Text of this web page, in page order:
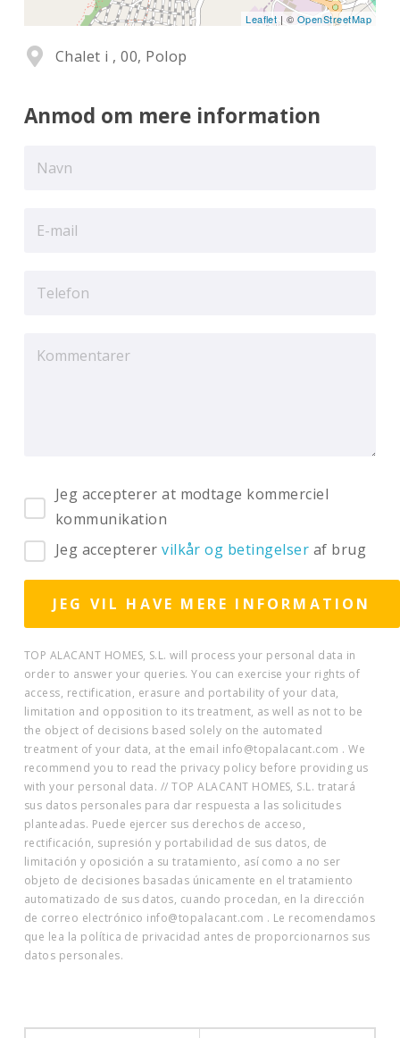
Leaflet | © OpenStreetMap
Chalet i , 00, Polop
Anmod om mere information
Jeg accepterer at modtage kommerciel
kommunikation
Jeg accepterervilkår og betingelser af brug
TOP ALACANT HOMES, S.L. will process your personal data in
order to answer your queries. You can exercise your rights of
access, rectification, erasure and portability of your data,
limitation and opposition to its treatment, as well as not to be
the object of decisions based solely on the automated
treatment of your data, at the email info@topalacant.com . We
recommend you to read the privacy policy before providing us
with your personal data. // TOP ALACANT HOMES, S.L. tratará
sus datos personales para dar respuesta a las solicitudes
planteadas. Puede ejercer sus derechos de acceso,
rectificación, supresión y portabilidad de sus datos, de
limitación y oposición a su tratamiento, así como a no ser
objeto de decisiones basadas únicamente en el tratamiento
automatizado de sus datos, cuando procedan, en la dirección
de correo electrónico info@topalacant.com . Le recomendamos
que lea la política de privacidad antes de proporcionarnos sus
datos personales.